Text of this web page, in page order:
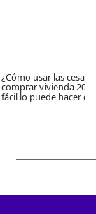
¿Cómo usar las
comprar vivienda
fácil lo puede hacer